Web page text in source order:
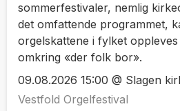
sommerfestivaler, nemlig
det omfattende programmet,
orgelskattene i fylket
omkring «der folk bor».
09.08.2026 15:00 @ Slagen
Vestfold Orgelfestival